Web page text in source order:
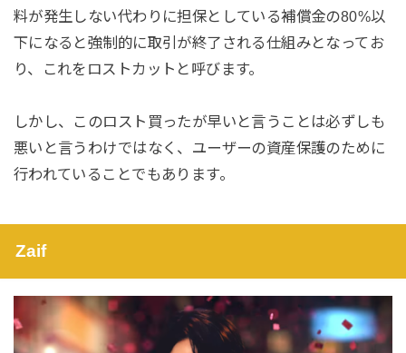
料が発生しない代わりに担保としている補償金の80%以
下になると強制的に取引が終了される仕組みとなってお
り、これをロストカットと呼びます。
しかし、このロスト買ったが早いと言うことは必ずしも
悪いと言うわけではなく、ユーザーの資産保護のために
行われていることでもあります。
Zaif